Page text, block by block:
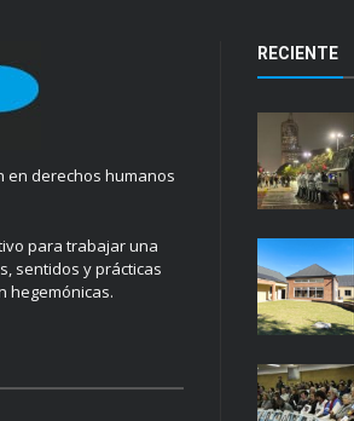
en derechos humanos
para trabajar una
sentidos y prácticas
hegemónicas.
RECIENTE